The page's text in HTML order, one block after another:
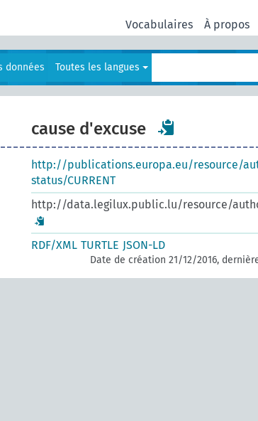
Vocabulaires À propos
données Toutes les langues
cause d'excuse
http://publications.europa.eu/resource/
status/CURRENT
http://data.legilux.public.lu/resource/
RDF/XML TURTLE JSON-LD
Date de création 21/12/2016,